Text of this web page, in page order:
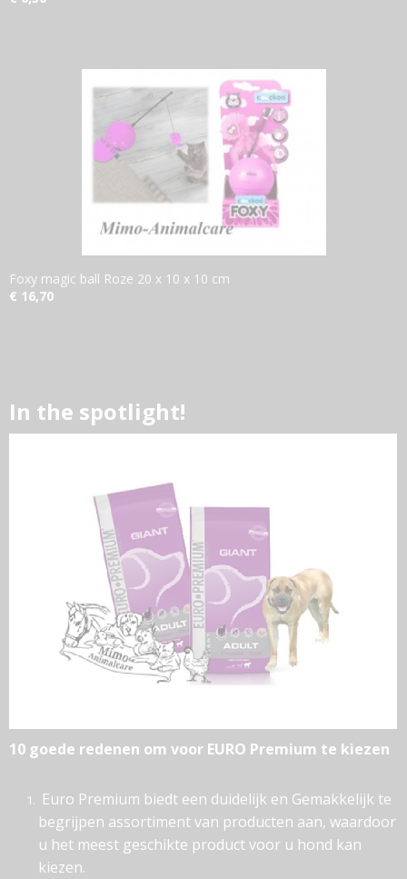
Foxy magic ball Roze 20 x 10 x 10 cm
€ 16,70
In the spotlight!
10 goede redenen om voor EURO Premium te kiezen
Euro Premium biedt een duidelijk en Gemakkelijk te
begrijpen assortiment van producten aan, waardoor
u het meest geschikte product voor u hond kan
kiezen.